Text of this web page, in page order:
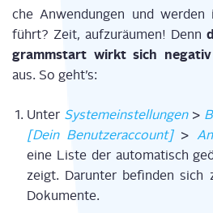
che Anwen­dun­gen und
führt? Zeit, auf­zu­räu­men! Denn
gramm­start wirkt sich
aus. So geht’s:
Unter Sys­tem­ein­stel­lun­gen>
[Dein Benut­zer­ac­count]>
eine Lis­te der auto­ma­tisch
zeigt. Dar­un­ter befin­den sich
Doku­men­te.